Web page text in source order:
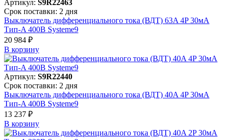
Артикул: S9R22463
Срок поставки: 2 дня
Выключатель дифференциального тока (ВДТ) 63A 4P 30мА
Тип-A 400В Systeme9
20 984 ₽
В корзинy
Артикул: S9R22440
Срок поставки: 2 дня
Выключатель дифференциального тока (ВДТ) 40A 4P 30мА
Тип-A 400В Systeme9
13 237 ₽
В корзинy